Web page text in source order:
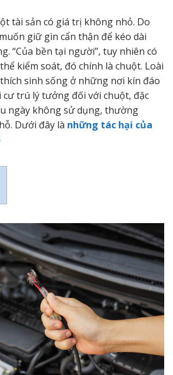
tài sản có giá trị không nhỏ. Do
giữ gìn cẩn thận để kéo dài
“Của bền tại người”, tuy nhiên có
kiểm soát, đó chính là chuột. Loài
sinh sống ở những nơi kín đáo
cư trú lý tưởng đối với chuột, đặc
ngày không sử dụng, thường
Dưới đây là những tác hại của